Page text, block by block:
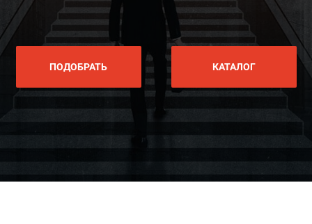
ПОДОБРАТЬ КАТАЛОГ